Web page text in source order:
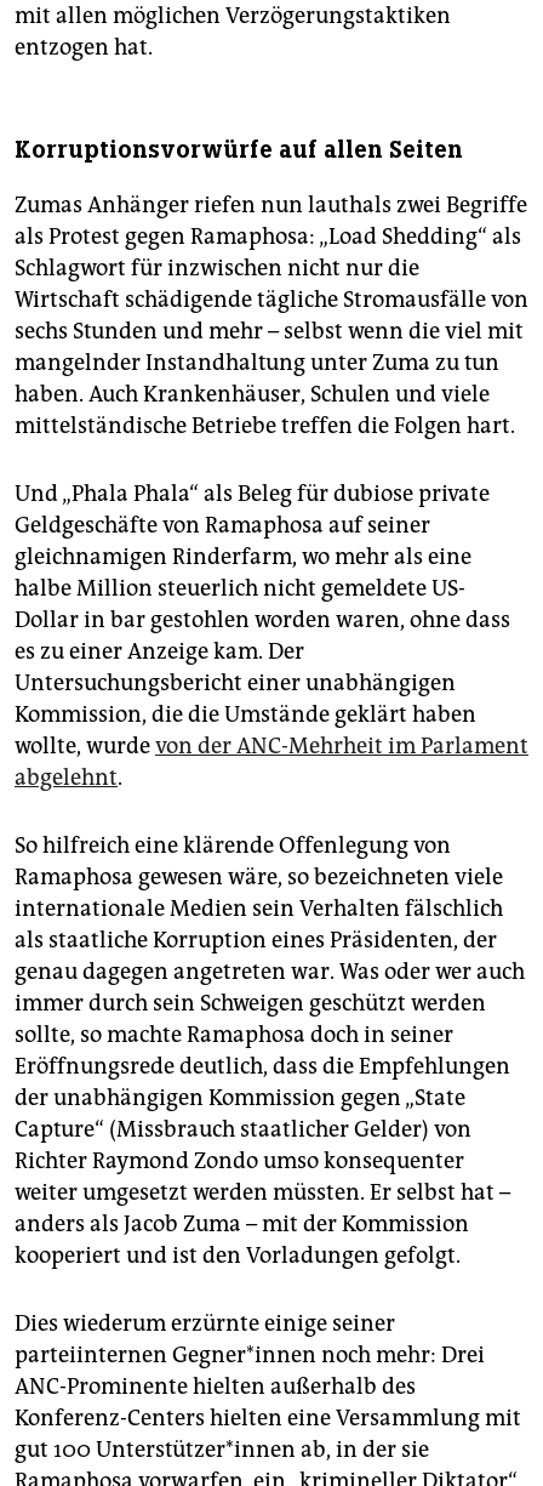
mit allen möglichen Verzögerungstaktiken
entzogen hat.
Korruptionsvorwürfe auf allen Seiten
Zumas Anhänger riefen nun lauthals zwei Begriffe
als Protest gegen Ramaphosa: „Load Shedding“ als
Schlagwort für inzwischen nicht nur die
Wirtschaft schädigende tägliche Stromausfälle von
sechs Stunden und mehr – selbst wenn die viel mit
mangelnder Instandhaltung unter Zuma zu tun
haben. Auch Krankenhäuser, Schulen und viele
mittelständische Betriebe treffen die Folgen hart.
Und „Phala Phala“ als Beleg für dubiose private
Geldgeschäfte von Ramaphosa auf seiner
gleichnamigen Rinderfarm, wo mehr als eine
halbe Million steuerlich nicht gemeldete US-
Dollar in bar gestohlen worden waren, ohne dass
es zu einer Anzeige kam. Der
Untersuchungsbericht einer unabhängigen
Kommission, die die Umstände geklärt haben
wollte, wurdevon der ANC-Mehrheit im Parlament
abgelehnt.
So hilfreich eine klärende Offenlegung von
Ramaphosa gewesen wäre, so bezeichneten viele
internationale Medien sein Verhalten fälschlich
als staatliche Korruption eines Präsidenten, der
genau dagegen angetreten war. Was oder wer auch
immer durch sein Schweigen geschützt werden
sollte, so machte Ramaphosa doch in seiner
Eröffnungsrede deutlich, dass die Empfehlungen
der unabhängigen Kommission gegen „State
Capture“ (Missbrauch staatlicher Gelder) von
Richter Raymond Zondo umso konsequenter
weiter umgesetzt werden müssten. Er selbst hat –
anders als Jacob Zuma – mit der Kommission
kooperiert und ist den Vorladungen gefolgt.
Dies wiederum erzürnte einige seiner
parteiinternen Geg­ne­r*in­nen noch mehr: Drei
ANC-Prominente hielten außerhalb des
Konferenz-Centers hielten eine Versammlung mit
gut 100 Un­ter­stüt­ze­r*in­nen ab, in der sie